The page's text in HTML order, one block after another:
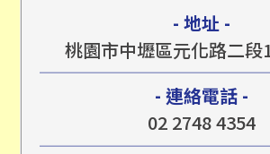
- 地址 -
桃園市中壢區元化路二段
- 連絡電話 -
02 2748 4354